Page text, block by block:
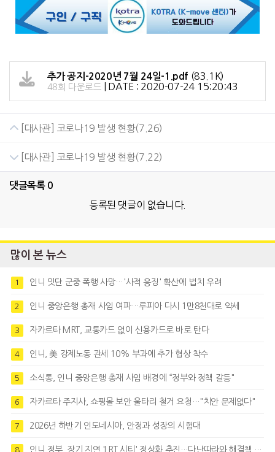
추가 공지-2020년 7월 24일-1.pdf (83.1K)
48회 다운로드 DATE : 2020-07-24 15:20:43
[대사관] 코로나19 발생 현황(7.26)
[대사관] 코로나19 발생 현황(7.22)
댓글목록 0
등록된 댓글이 없습니다.
많이 본 뉴스
1 인니 잇단 군중 폭행 사망…'사적 응징' 확산에 법치 우려
2 인니 중앙은행 총재 사임 여파…루피아 다시 1만8천대로 약세
3 자카르타 MRT, 교통카드 없이 신용카드로 바로 탄다
4 인니, 美 강제노동 관세 10% 부과에 추가 협상 착수
5 소식통, 인니 중앙은행 총재 사임 배경에 “정부와 정책 갈등"
6 자카르타 주지사, 쇼핑몰 보안 울타리 철거 요청…"치안 문제없다"
7 2026년 하반기 인도네시아, 안정과 성장의 시험대
8 인니 정부, 장기 지연 'LRT 시티' 정상화 추진…다난따라와 해결책 모색